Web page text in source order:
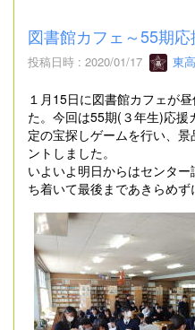
図書館カフェ～55期応
投稿日時 : 2020/01/17 東
１月15日に図書館カフェが
た。今回は55期(３年生)応援
定の宝探しゲームを行い、
ントしました。
いよいよ明日からはセンタ
ち着いて最後まであきらめず